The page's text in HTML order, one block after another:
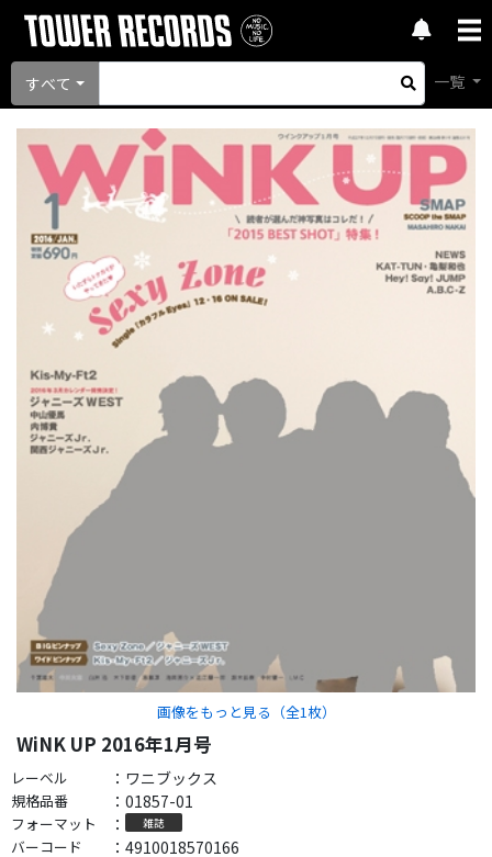
すべて 一覧
画像をもっと見る（全1枚）
WiNK UP 2016年1月号
レーベル ： ワニブックス
規格品番 ： 01857-01
フォーマット ： 雑誌
バーコード ： 4910018570166